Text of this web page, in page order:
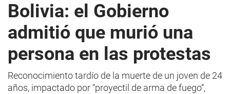
Bolivia: el Gobierno
admitió que murió una
persona en las protestas
Reconocimiento tardío de la muerte de un joven de 24
años, impactado por “proyectil de arma de fuego“,